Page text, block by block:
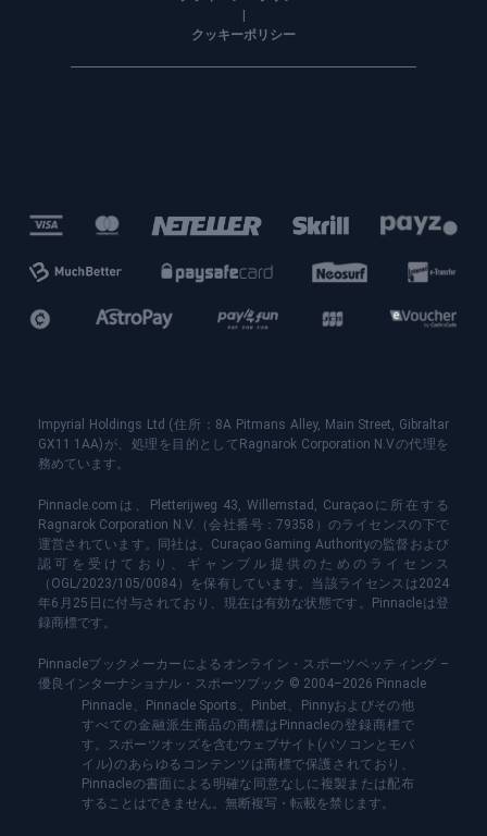
クッキーポリシー
Impyrial Holdings Ltd (住所：8A Pitmans Alley, Main Street, Gibraltar
GX11 1AA)が、処理を目的としてRagnarok Corporation N.Vの代理を
務めています。
Pinnacle.comは、Pletterijweg 43, Willemstad, Curaçaoに所在する
Ragnarok Corporation N.V.（会社番号：79358）のライセンスの下で
運営されています。同社は、Curaçao Gaming Authorityの監督および
認可を受けており、ギャンブル提供のためのライセンス
（OGL/2023/105/0084）を保有しています。当該ライセンスは2024
年6月25日に付与されており、現在は有効な状態です。Pinnacleは登
録商標です。
Pinnacleブックメーカーによるオンライン・スポーツベッティング –
優良インターナショナル・スポーツブック © 2004–2026 Pinnacle
Pinnacle、Pinnacle Sports、Pinbet、Pinnyおよびその他
すべての金融派生商品の商標はPinnacleの登録商標で
す。スポーツオッズを含むウェブサイト(パソコンとモバ
イル)のあらゆるコンテンツは商標で保護されており、
Pinnacleの書面による明確な同意なしに複製または配布
することはできません。無断複写・転載を禁じます。